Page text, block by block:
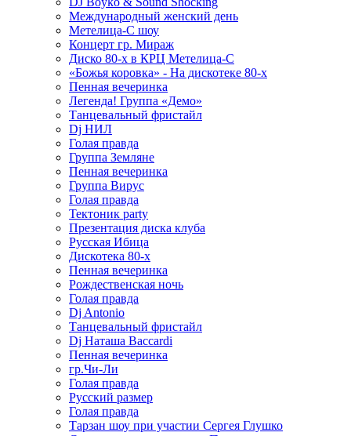
Международный женский день
Метелица-С шоу
Концерт гр. Мираж
Диско 80-х в КРЦ Метелица-С
«Божья коровка» - На дискотеке 80-х
Пенная вечеринка
Легенда! Группа «Демо»
Танцевальный фристайл
Dj НИЛ
Голая правда
Группа Земляне
Пенная вечеринка
Группа Вирус
Голая правда
Тектоник party
Презентация диска клуба
Русская Ибица
Дискотека 80-х
Пенная вечеринка
Рождественская ночь
Голая правда
Dj Antonio
Танцевальный фристайл
Dj Наташа Baccardi
Пенная вечеринка
гр.Чи-Ли
Голая правда
Русский размер
Голая правда
Тарзан шоу при участии Сергея Глушко